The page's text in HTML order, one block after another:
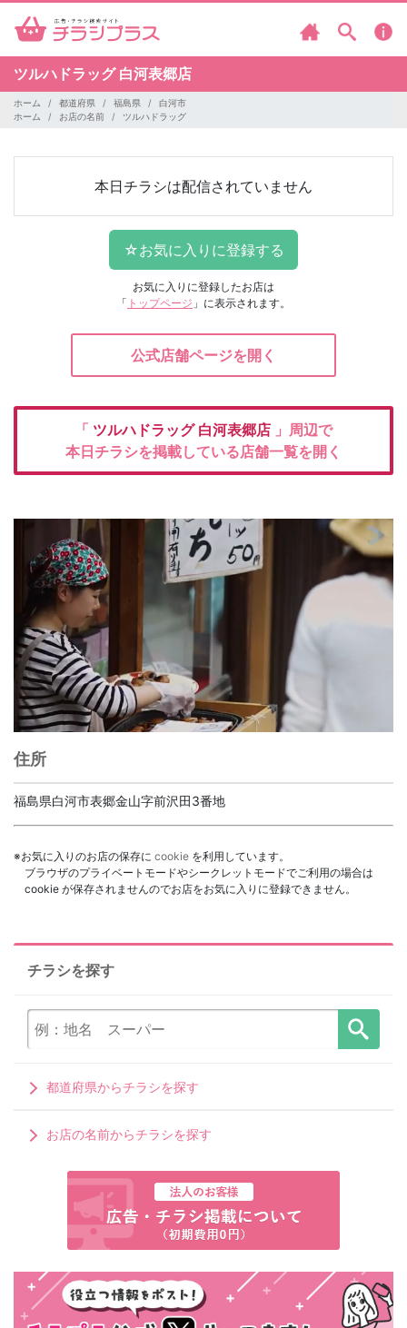
ツルハドラッグ 白河表郷店
ホーム 都道府県 福島県
白河市
ホーム
お店の名前 ツルハドラッグ
本日チラシは配信されていません
お気に入りに登録したお店は
「 トップページ 」に表示されます。
公式店舗ページを開く
「 ツルハドラッグ 白河表郷店 」周辺で
本日チラシを掲載している店舗一覧を開く
住所
福島県白河市表郷金山字前沢田3番地
※お気に入りのお店の保存に cookie を利用しています。
ブラウザのプライベートモードやシークレットモードでご利用の場合は
cookie が保存されませんのでお店をお気に入りに登録できません。
チラシを探す
都道府県からチラシを探す
お店の名前からチラシを探す